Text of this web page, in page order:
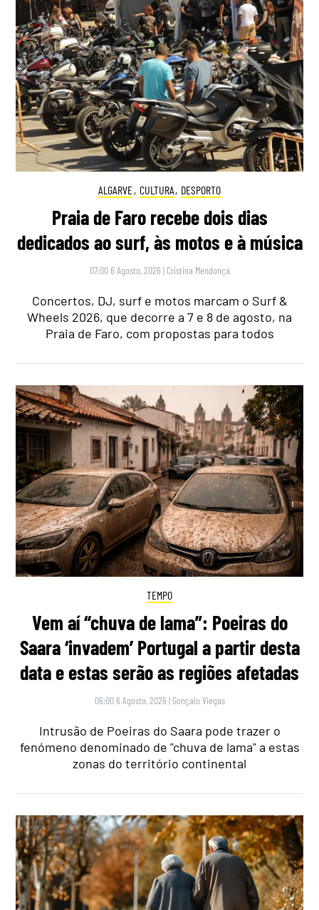
ALGARVE, CULTURA, DESPORTO
Praia de Faro recebe dois dias
dedicados ao surf, às motos e à música
07:00 6 Agosto, 2026 | Cristina Mendonça
Concertos, DJ, surf e motos marcam o Surf &
Wheels 2026, que decorre a 7 e 8 de agosto, na
Praia de Faro, com propostas para todos
TEMPO
Vem aí “chuva de lama”: Poeiras do
Saara ‘invadem’ Portugal a partir desta
data e estas serão as regiões afetadas
06:00 6 Agosto, 2026 | Gonçalo Viegas
Intrusão de Poeiras do Saara pode trazer o
fenómeno denominado de "chuva de lama" a estas
zonas do território continental